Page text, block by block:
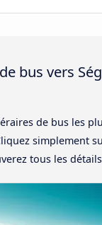
bus vers
de bus les
simplement
tous les